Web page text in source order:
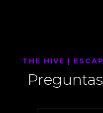
THE HIVE |
Preguntas